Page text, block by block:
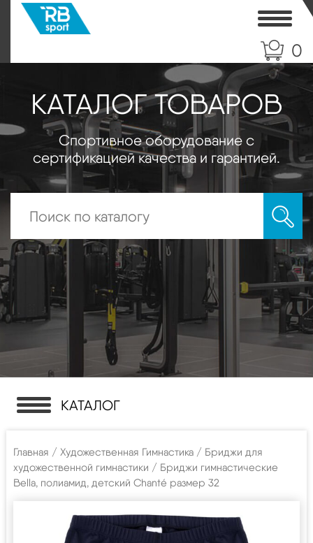
0
КАТАЛОГ ТОВАРОВ
Спортивное оборудование с
сертификацией качества и гарантией.
КАТАЛОГ
Главная / Художественная Гимнастика / Бриджи для
художественной гимнастики / Бриджи гимнастические
Bella, полиамид, детский Chanté размер 32